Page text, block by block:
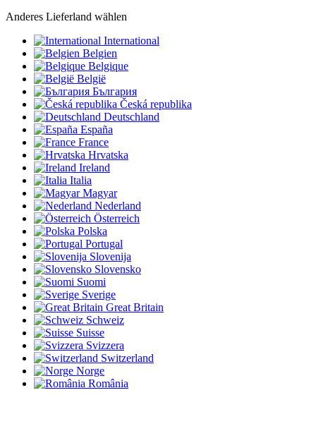
Anderes Lieferland wählen
International
Belgien
Belgique
België
България
Česká republika
Deutschland
España
France
Hrvatska
Ireland
Italia
Magyar
Nederland
Österreich
Polska
Portugal
Slovenija
Slovensko
Suomi
Sverige
Great Britain
Schweiz
Suisse
Svizzera
Switzerland
Norge
România